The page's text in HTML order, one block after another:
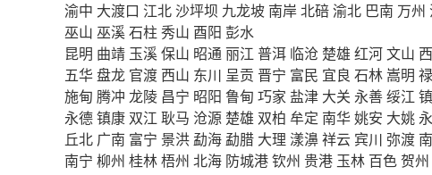
渝中 大渡口 江北沙坪坝 九龙坡 南岸北碚渝北 巴南 万州
巫山 巫溪石柱 秀山 酉阳 彭水
昆明 曲靖 玉溪保山 昭通丽江 普洱 临沧 楚雄 红河文山
五华盘龙 官渡 西山 东川 呈贡 晋宁 富民 宜良 石林嵩明
施甸 腾冲 龙陵 昌宁 昭阳 鲁甸 巧家 盐津 大关 永善绥江
永德镇康 双江 耿马 沧源 楚雄 双柏 牟定 南华姚安 大姚
丘北 广南 富宁 景洪 勐海 勐腊 大理 漾濞祥云 宾川 弥渡
南宁 柳州 桂林梧州 北海 防城港钦州 贵港 玉林 百色贺州